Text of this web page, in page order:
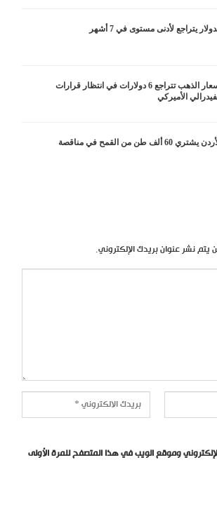
يتراجع لأدنى مستوى في 7 أشهر
أسعار الذهب تتراجع 6 دولارات في انتظار قرارات
الأميركي
يشتري 60 ألف طن من القمح في مناقصة
يتم نشر عنوان بريدك الإلكتروني.
وموقع الويب في هذا المتصفح للمرة الأولى